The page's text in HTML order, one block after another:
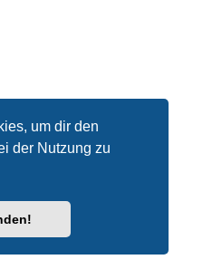
um dir den
der Nutzung zu